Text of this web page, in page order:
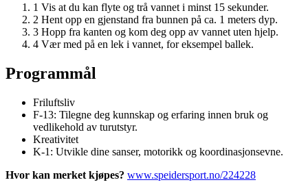
1 Vis at du kan flyte og trå vannet i minst 15 sekunder.
2 Hent opp en gjenstand fra bunnen på ca. 1 meters dyp.
3 Hopp fra kanten og kom deg opp av vannet uten hjelp.
4 Vær med på en lek i vannet, for eksempel ballek.
Programmål
Friluftsliv
F-13: Tilegne deg kunnskap og erfaring innen bruk og
vedlikehold av turutstyr.
Kreativitet
K-1: Utvikle dine sanser, motorikk og koordinasjonsevne.
Hvor kan merket kjøpes? www.speidersport.no/224228